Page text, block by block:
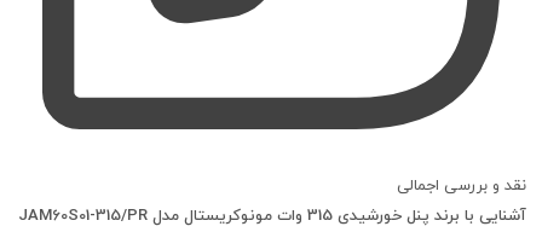
نقد و بررسی اجمالی
آشنایی با برند پنل خورشیدی 315 وات مونوکریستال مدل JAM60S01-315/PR